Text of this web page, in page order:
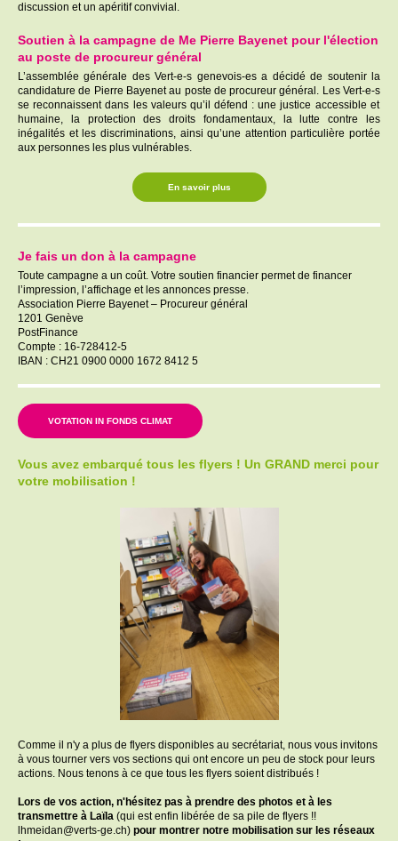
discussion et un apéritif convivial.
Soutien à la campagne de Me Pierre Bayenet pour l'élection
au poste de procureur général
L’assemblée générale desVert-e-s genevois-esa décidé de soutenir la
candidature de Pierre Bayenet au poste de procureur général. Les Vert-e-s
se reconnaissent dans les valeurs qu’il défend : une justice accessible et
humaine, la protection des droits fondamentaux, la lutte contre les
inégalités et les discriminations, ainsi qu’une attention particulière portée
aux personnes les plus vulnérables.
En savoir plus
Je fais un don à la campagne
Toute campagne a un coût. Votre soutien financier permet de financer
l’impression, l’affichage et les annonces presse.
Association Pierre Bayenet – Procureur général
1201 Genève
PostFinance
Compte : 16-728412-5
IBAN : CH21 0900 0000 1672 8412 5
VOTATION IN FONDS CLIMAT
Vous avez embarqué tous les flyers ! Un GRAND merci pour
votre mobilisation !
Comme il n'y a plus de flyers disponibles au secrétariat, nous vous invitons
à vous tourner vers vos sections qui ont encore un peu de stock pour leurs
actions. Nous tenons à ce que tous les flyers soient distribués !
Lors de vos action, n'hésitez pas à prendre des photos et à les
transmettre à Laïla (qui est enfin libérée de sa pile de flyers !!
lhmeidan@verts-ge.ch) pour montrer notre mobilisation sur les réseaux